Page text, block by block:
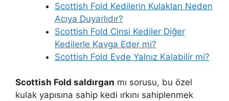
Scottish Fold Kedilerin Kulakları Neden
Acıya Duyarlıdır?
Scottish Fold Cinsi Kediler Diğer
Kedilerle Kavga Eder mi?
Scottish Fold Evde Yalnız Kalabilir mi?
Scottish Fold saldırgan mı sorusu, bu özel
kulak yapısına sahip kedi ırkını sahiplenmek